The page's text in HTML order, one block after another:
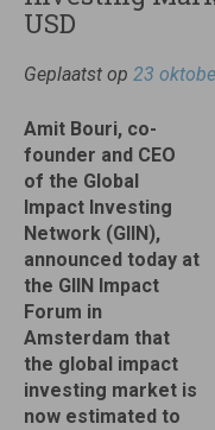
USD
Geplaatst op 23
Amit Bouri, co-
founder and CEO
of the Global
Impact Investing
Network (GIIN),
announced today at
the GIIN Impact
Forum in
Amsterdam that
the global impact
investing market is
now estimated to